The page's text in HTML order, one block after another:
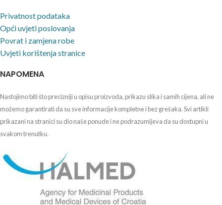
Privatnost podataka
Opći uvjeti poslovanja
Povrat i zamjena robe
Uvjeti korištenja stranice
NAPOMENA
Nastojimo biti što precizniji u opisu proizvoda, prikazu slika i samih cijena, ali ne
možemo garantirati da su sve informacije kompletne i bez grešaka. Svi artikli
prikazani na stranici su dio naše ponude i ne podrazumijeva da su dostupni u
svakom trenutku.